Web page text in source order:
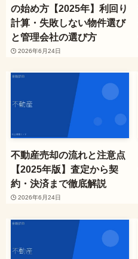
の始め方【2025年】利回り
計算・失敗しない物件選び
と管理会社の選び方
2026年6月24日
不動産売却の流れと注意点
【2025年版】査定から契
約・決済まで徹底解説
2026年6月24日